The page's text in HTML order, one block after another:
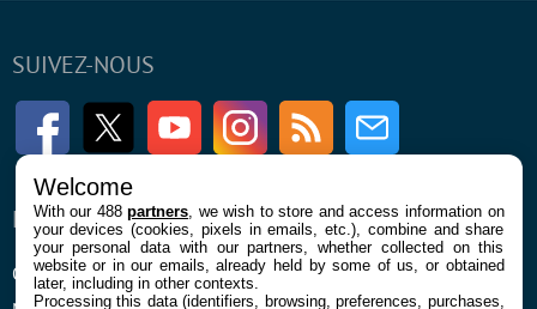
SUIVEZ-NOUS
FacebookTwitter Youtube InstagramRSS Newsletter
ENTREPRISE
Qui sommes nous
À PROPOS
La rédaction
Welcome
With our 488partners , we wish to store and access information on
your devices (cookies, pixels in emails, etc.), combine and share
your personal data with our partners, whether collected on this
website or in our emails, already held by some of us, or obtained
later, including in other contexts.
Processing this data (identifiers, browsing, preferences, purchases,